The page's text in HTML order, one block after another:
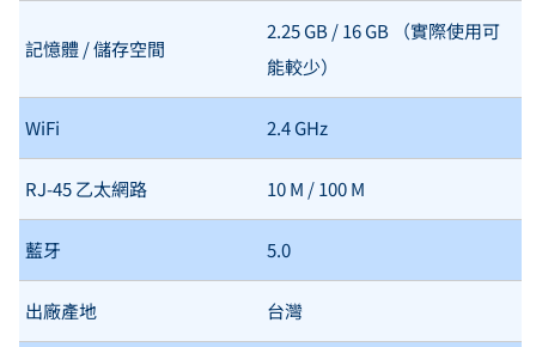
記憶體 / 儲存空間
2.25 GB / 16 GB （實際使用可
能較少）
WiFi 2.4 GHz
RJ-45 乙太網路 10 M / 100 M
藍牙 5.0
出廠產地 台灣